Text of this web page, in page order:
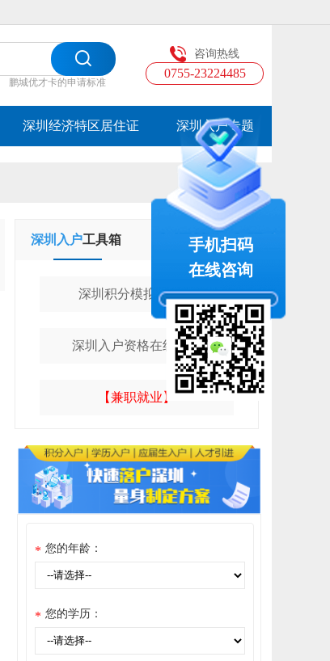
鹏城优才卡的申请标准
咨询热线
0755-23224485
深圳经济特区居住证 深圳入户专题
深圳入户工具箱 学历提升工具箱
深圳积分模拟计算器
深圳入户资格在线测评
【兼职就业】
* 您的年龄：
* 您的学历：
手机扫码
在线咨询